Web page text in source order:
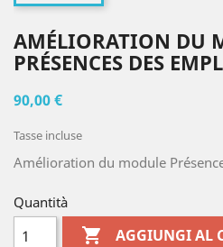
AMÉLIORATION DU
PRÉSENCES DES
90,00 €
Tasse incluse
Amélioration du module
Quantità
 AGGIUNGI AL